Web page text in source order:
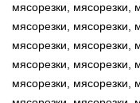
мясорезки, мясорезки,
мясорезки, мясорезки,
мясорезки, мясорезки,
мясорезки, мясорезки,
мясорезки, мясорезки,